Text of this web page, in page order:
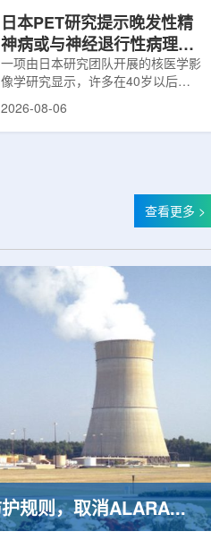
日本PET研究提示晚发性精
神病或与神经退行性病理相
关
一项由日本研究团队开展的核医学影
像学研究显示，许多在40岁以后首
次出现幻觉、妄想等精神病性症状的
踪剂^11C-PiB，以及tau蛋白PET示
踪剂^18F-florzolotau，对受试者大
神病患者中，β-淀粉样蛋白阳性...
2026-08-06
查看更多 >
美国核管会拟调整辐射防护规则，取消ALARA要求引发安全争议